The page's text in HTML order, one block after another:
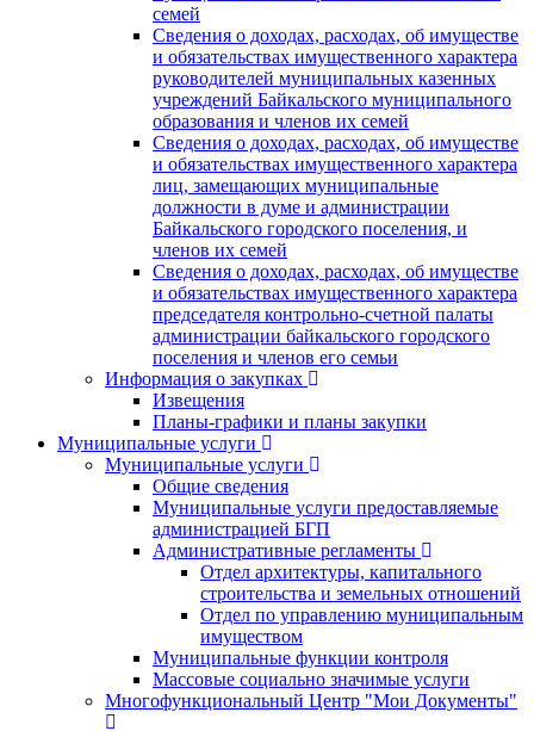
семей
Сведения о доходах, расходах, об имуществе
и обязательствах имущественного характера
руководителей муниципальных казенных
учреждений Байкальского муниципального
образования и членов их семей
Сведения о доходах, расходах, об имуществе
и обязательствах имущественного характера
лиц, замещающих муниципальные
должности в думе и администрации
Байкальского городского поселения, и
членов их семей
Сведения о доходах, расходах, об имуществе
и обязательствах имущественного характера
председателя контрольно-счетной палаты
администрации байкальского городского
поселения и членов его семьи
Информация о закупках
Извещения
Планы-графики и планы закупки
Муниципальные услуги
Муниципальные услуги
Общие сведения
Муниципальные услуги предоставляемые
администрацией БГП
Административные регламенты
Отдел архитектуры, капитального
строительства и земельных отношений
Отдел по управлению муниципальным
имуществом
Муниципальные функции контроля
Массовые социально значимые услуги
Многофункциональный Центр "Мои Документы"